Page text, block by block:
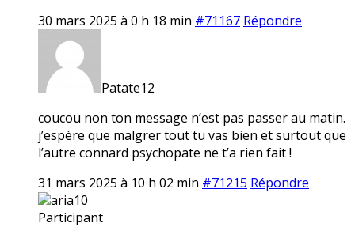
30 mars 2025 à 0 h 18 min #71167 Répondre
Patate12
coucou non ton message n’est pas passer au matin.
j’espère que malgrer tout tu vas bien et surtout que
l’autre connard psychopate ne t’a rien fait !
31 mars 2025 à 10 h 02 min #71215 Répondre
aria10
Participant